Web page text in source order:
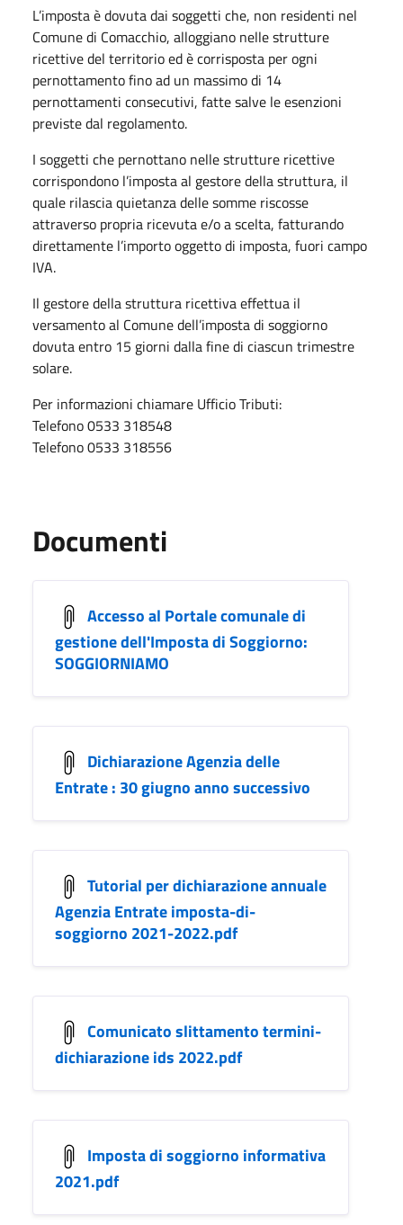
L’imposta è dovuta dai soggetti che, non residenti nel
Comune di Comacchio, alloggiano nelle strutture
ricettive del territorio ed è corrisposta per ogni
pernottamento fino ad un massimo di 14
pernottamenti consecutivi, fatte salve le esenzioni
previste dal regolamento.
I soggetti che pernottano nelle strutture ricettive
corrispondono l’imposta al gestore della struttura, il
quale rilascia quietanza delle somme riscosse
attraverso propria ricevuta e/o a scelta, fatturando
direttamente l’importo oggetto di imposta, fuori campo
IVA.
Il gestore della struttura ricettiva effettua il
versamento al Comune dell’imposta di soggiorno
dovuta entro 15 giorni dalla fine di ciascun trimestre
solare.
Per informazioni chiamare Ufficio Tributi:
Telefono 0533 318548
Telefono 0533 318556
Documenti
Accesso al Portale comunale di
gestione dell'Imposta di Soggiorno:
SOGGIORNIAMO
Dichiarazione Agenzia delle
Entrate : 30 giugno anno successivo
Tutorial per dichiarazione annuale
Agenzia Entrate imposta-di-
soggiorno 2021-2022.pdf
Comunicato slittamento termini-
dichiarazione ids 2022.pdf
Imposta di soggiorno informativa
2021.pdf